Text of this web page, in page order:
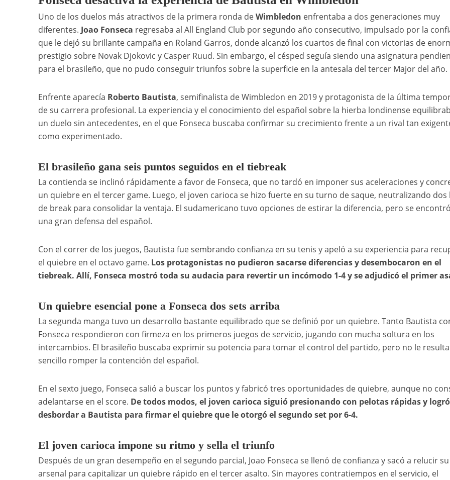
Uno de los duelos más atractivos de la primera ronda deWimbledon enfrentaba a dos generaciones muy
diferentes. Joao Fonseca regresaba al All England Club por segundo año consecutivo, impulsado por la
que le dejó su brillante campaña en Roland Garros, donde alcanzó los cuartos de final con victorias de
prestigio sobre Novak Djokovic y Casper Ruud. Sin embargo, el césped seguía siendo una asignatura
para el brasileño, que no pudo conseguir triunfos sobre la superficie en la antesala del tercer Major del año.
Enfrente aparecía Roberto Bautista, semifinalista de Wimbledon en 2019 y protagonista de la última
de su carrera profesional. La experiencia y el conocimiento del español sobre la hierba londinense
un duelo sin antecedentes, en el que Fonseca buscaba confirmar su crecimiento frente a un rival tan
como experimentado.
El brasileño gana seis puntos seguidos en el tiebreak
La contienda se inclinó rápidamente a favor de Fonseca, que no tardó en imponer sus aceleraciones y
un quiebre en el tercer game. Luego, el joven carioca se hizo fuerte en su turno de saque, neutralizando dos
de break para consolidar la ventaja. El sudamericano tuvo opciones de estirar la diferencia, pero se
una gran defensa del español.
Con el correr de los juegos, Bautista fue sembrando confianza en su tenis y apeló a su experiencia para
el quiebre en el octavo game. Los protagonistas no pudieron sacarse diferencias y desembocaron en el
tiebreak. Allí, Fonseca mostró toda su audacia para revertir un incómodo 1-4 y se adjudicó el primer
Un quiebre esencial pone a Fonseca dos sets arriba
La segunda manga tuvo un desarrollo bastante equilibrado que se definió por un quiebre. Tanto Bautista
Fonseca respondieron con firmeza en los primeros juegos de servicio, jugando con mucha soltura en los
intercambios. El brasileño buscaba exprimir su potencia para tomar el control del partido, pero no le
sencillo romper la contención del español.
En el sexto juego, Fonseca salió a buscar los puntos y fabricó tres oportunidades de quiebre, aunque no
adelantarse en el score. De todos modos, el joven carioca siguió presionando con pelotas rápidas y logró
desbordar a Bautista para firmar el quiebre que le otorgó el segundo set por 6-4.
El joven carioca impone su ritmo y sella el triunfo
Después de un gran desempeño en el segundo parcial, Joao Fonseca se llenó de confianza y sacó a relucir su
arsenal para capitalizar un quiebre rápido en el tercer asalto. Sin mayores contratiempos en el servicio, el